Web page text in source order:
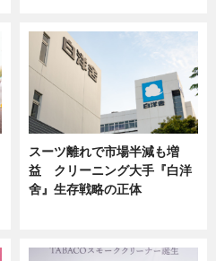
スーツ離れで市場半減も増
益 クリーニング大手『白洋
舍』生存戦略の正体